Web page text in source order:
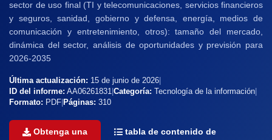
sector de uso final (TI y telecomunicaciones, servicios financieros
y seguros, sanidad, gobierno y defensa, energía, medios de
comunicación y entretenimiento, otros): tamaño del mercado,
dinámica del sector, análisis de oportunidades y previsión para
2026-2035
Última actualización: 15 de junio de 2026
ID del informe: AA06261831 Categoría: Tecnología de la información
Formato: PDF Páginas: 310
Obtenga una tabla de contenido de